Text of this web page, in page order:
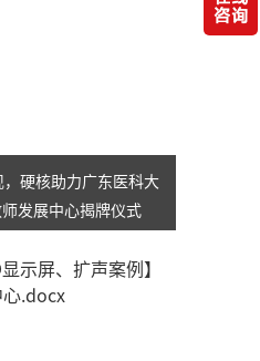
硬核助力广东医科大
发展中心揭牌仪式